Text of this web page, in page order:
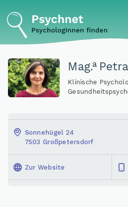
Mag.a
Klinische
Sonnehügel 24
7503 Großpetersdorf
Zur Website